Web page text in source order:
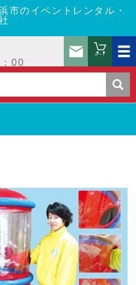
市のイベントレンタル・
00
お問
カート